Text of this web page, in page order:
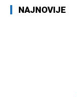
NAJNOVIJE